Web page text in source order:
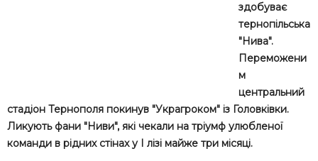
здобуває
тернопільська
"Нива".
Переможени
м
центральний
стадіон Тернополя покинув "Украгроком" із Головківки.
Ликують фани "Ниви", які чекали на тріумф улюбленої
команди в рідних стінах у І лізі майже три місяці.